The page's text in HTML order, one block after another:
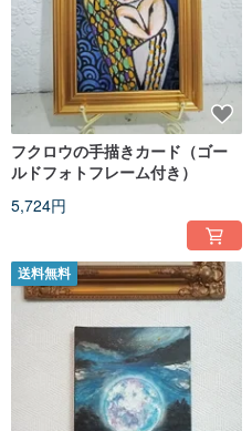
フクロウの手描きカード（ゴー
ルドフォトフレーム付き）
5,724円
送料無料